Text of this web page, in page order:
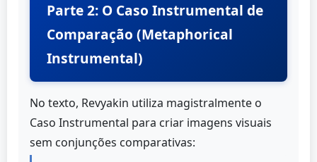
Parte 2: O Caso Instrumental de
Comparação (Metaphorical
Instrumental)
No texto, Revyakin utiliza magistralmente o
Caso Instrumental para criar imagens visuais
sem conjunções comparativas: